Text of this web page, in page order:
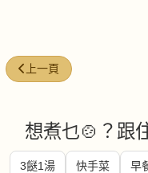
上一篇文章: 腎臟病病友
上一頁
想煮乜🍲？跟
3餸1湯 快手菜 早